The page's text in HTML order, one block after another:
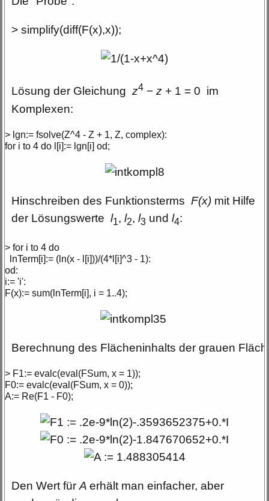
> simplify(diff(F(x),x));
Lösung der Gleichung z4 − z + 1 = 0 im
Komplexen:
> lgn:= fsolve(Z^4 - Z + 1, Z, complex):
for i to 4 do l[i]:= lgn[i] od;
Hinschreiben des Funktionsterms F(x) mit Hilfe
der Lösungswerte l1, l2, l3 und l4:
> for i to 4 do
lnTerm[i]:= (ln(x - l[i]))/(4*l[i]^3 - 1):
od:
i:= 'i':
F(x):= sum(lnTerm[i], i = 1..4);
Berechnung des Flächeninhalts der grauen
> F1:= evalc(eval(FSum, x = 1));
F0:= evalc(eval(FSum, x = 0));
A:= Re(F1 - F0);
Den Wert für A erhält man einfacher, aber